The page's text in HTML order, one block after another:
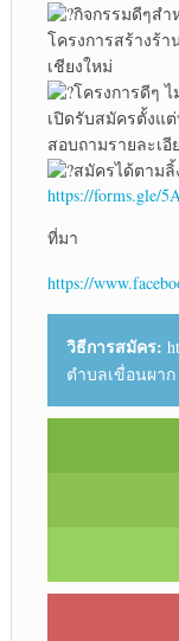
กิจกรรมดีๆส
โครงการสร้างร้
เชียงใหม่
โครงการดีๆ
เปิดรับสมัครตั้งแ
สอบถามรายละเ
สมัครได้ตามลิ้
https://forms.gle/
ที่มา
https://
วิธีการสมัคร:
ตำบลเขื่อนผาก